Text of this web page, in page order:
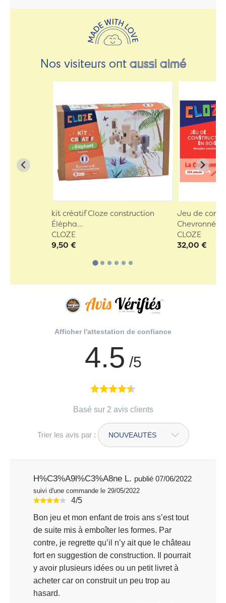
Nos visiteurs ontaussi aimé
kit créatif Cloze construction
Élépha...
CLOZE
9,50 €
Jeu de
Chevronné...
CLOZE
32,00 €
Afficher l'attestation de confiance
4.5 /5
Basé sur 2 avis clients
Trier les avis par :
H%C3%A9l%C3%A8ne L. publié 07/06/2022
suivi d'une commande le 29/05/2022
4/5
Bon jeu et mon enfant de trois ans s’est tout
de suite mis à emboîter les formes. Par
contre, je regrette qu’il n’y ait que le château
fort en suggestion de construction. Il pourrait
y avoir plusieurs idées ou un petit livret à
acheter car on construit un peu trop au
hasard.